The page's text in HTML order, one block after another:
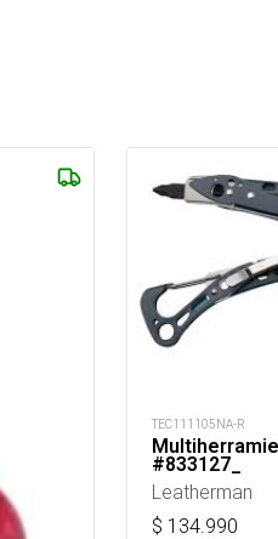
TEC111105NA-R
#833127_
Leatherman
$ 134.990